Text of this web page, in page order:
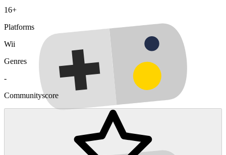
16+
Platforms
Wii
Genres
-
Communityscore